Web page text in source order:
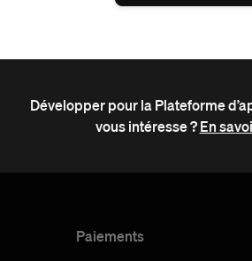
Développer pour la Plateforme
vous intéresse ? En
Paiements